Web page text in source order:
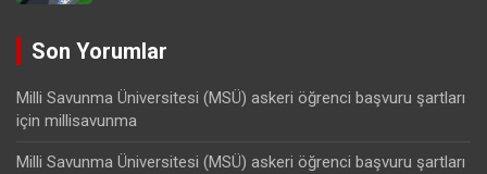
Son Yorumlar
Milli Savunma Üniversitesi (MSÜ) askeri öğrenci başvuru şartları
için millisavunma
Milli Savunma Üniversitesi (MSÜ) askeri öğrenci başvuru şartları